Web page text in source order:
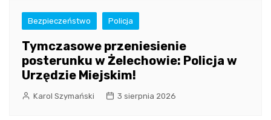
Bezpieczeństwo Policja
Tymczasowe przeniesienie
posterunku w Żelechowie: Policja w
Urzędzie Miejskim!
Karol Szymański 3 sierpnia 2026